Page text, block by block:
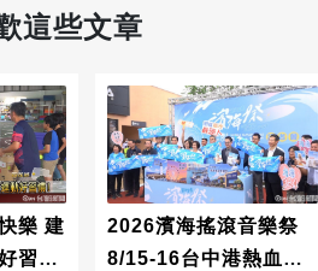
這些文章
樂 建
習
2026濱海搖滾音樂祭
8/15-16台中港熱血開